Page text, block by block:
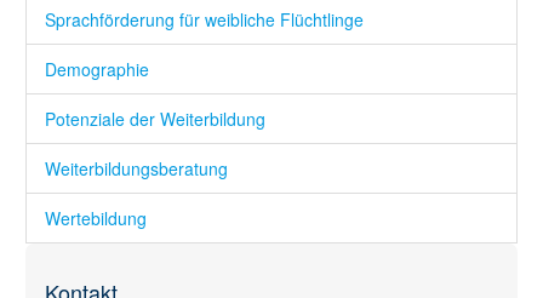
Über uns
Aktuelles
ESF Agentur
Familienbildung
Projekte
Sprachförderung für weibliche Flüchtlinge
Demographie
Potenziale der Weiterbildung
Weiterbildungsberatung
Wertebildung